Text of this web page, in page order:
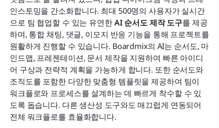
인스토밍을 간소화합니다. 최대 500명의 사용자가 실시간
으로 팀 협업할 수 있는 유연한 AI 순서도 제작 도구를 제공
하며, 통합 채팅, 댓글, 이모지 반응 기능을 통해 프로젝트를
원활하게 진행할 수 있습니다. Boardmix의 AI는 순서도, 마
인드맵, 프레젠테이션, 문서 제작을 지원하여 빠른 아이디
어 구상과 전략적 계획을 가능하게 합니다. 또한 순서도와
조직도를 포함한 다양한 맞춤형 템플릿을 제공하여 팀이
워크플로와 프로세스를 설계하는 데 빠르게 착수할 수 있
도록 돕습니다. 다른 생산성 도구와도 매끄럽게 연동되어
전체 워크플로를 효율화합니다.